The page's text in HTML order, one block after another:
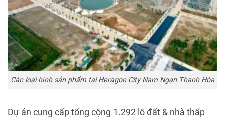
Các loại hình sản phẩm tại Heragon City Nam Ngạn Thanh Hóa
Dự án cung cấp tổng cộng 1.292 lô đất & nhà thấp